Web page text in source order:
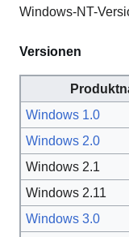
Windows-NT-
Versionen
Windows 1.0
Windows 2.0
Windows 2.1
Windows 2.11
Windows 3.0